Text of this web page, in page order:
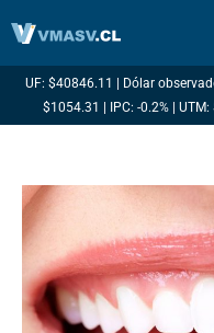
UF: $40846.11 | Dólar
$1054.31 | IPC: -0.2% |